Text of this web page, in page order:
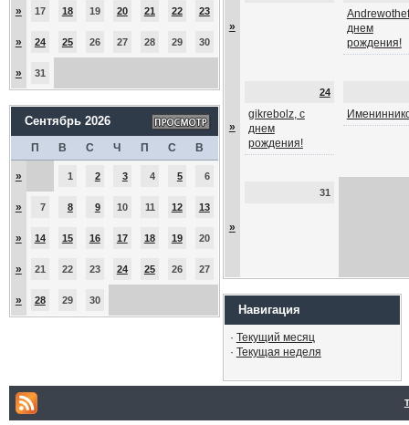
» 17 18 19 20 21 22 23
» 24 25 26 27 28 29 30
» 31
Сентябрь 2026
П В С Ч П С В
» 1 2 3 4 5 6
» 7 8 9 10 11 12 13
» 14 15 16 17 18 19 20
» 21 22 23 24 25 26 27
» 28 29 30
»
днем
рождения!
»
24
gikrebolz, с
днем
рождения!
»
31
Навигация
· Текущий месяц
· Текущая неделя